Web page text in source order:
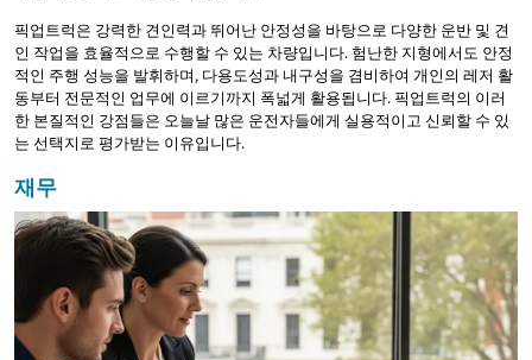
픽업트럭은 강력한 견인력과 뛰어난 안정성을 바탕으로 다양한 운반 및 견
인 작업을 효율적으로 수행할 수 있는 차량입니다. 험난한 지형에서도 안정
적인 주행 성능을 발휘하며, 다용도성과 내구성을 겸비하여 개인의 레저 활
동부터 전문적인 업무에 이르기까지 폭넓게 활용됩니다. 픽업트럭의 이러
한 본질적인 강점들은 오늘날 많은 운전자들에게 실용적이고 신뢰할 수 있
는 선택지로 평가받는 이유입니다.
재무